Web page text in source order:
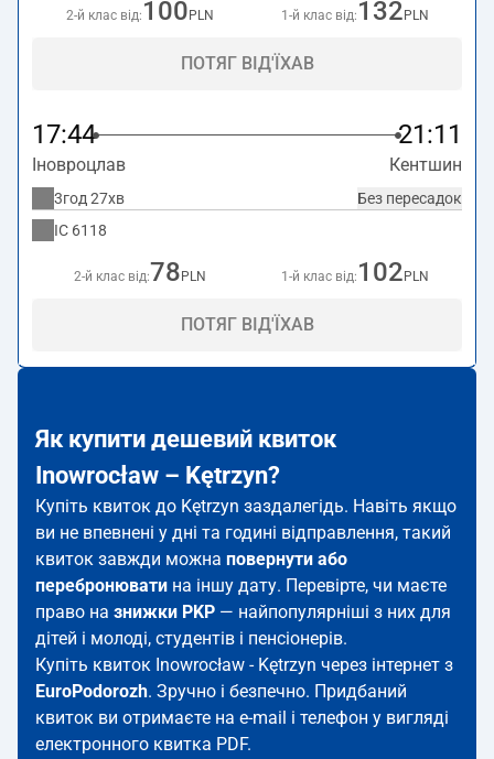
2-й клас від: 100 PLN 1-й клас від: 132 PLN
ПОТЯГ ВІД'ЇХАВ
17:44 21:11
Іновроцлав Кентшин
Без пересадок
3год 27хв
IC 6118
2-й клас від:78 PLN 1-й клас від: 102 PLN
ПОТЯГ ВІД'ЇХАВ
Як купити дешевий квиток
Inowrocław – Kętrzyn?
Купіть квиток до Kętrzyn заздалегідь. Навіть якщо
ви не впевнені у дні та годині відправлення, такий
квиток завжди можна повернути або
перебронювати на іншу дату. Перевірте, чи маєте
право на знижки PKP — найпопулярніші з них для
дітей і молоді, студентів і пенсіонерів.
Купіть квиток Inowrocław - Kętrzyn через інтернет з
EuroPodorozh. Зручно і безпечно. Придбаний
квиток ви отримаєте на e-mail і телефон у вигляді
електронного квитка PDF.